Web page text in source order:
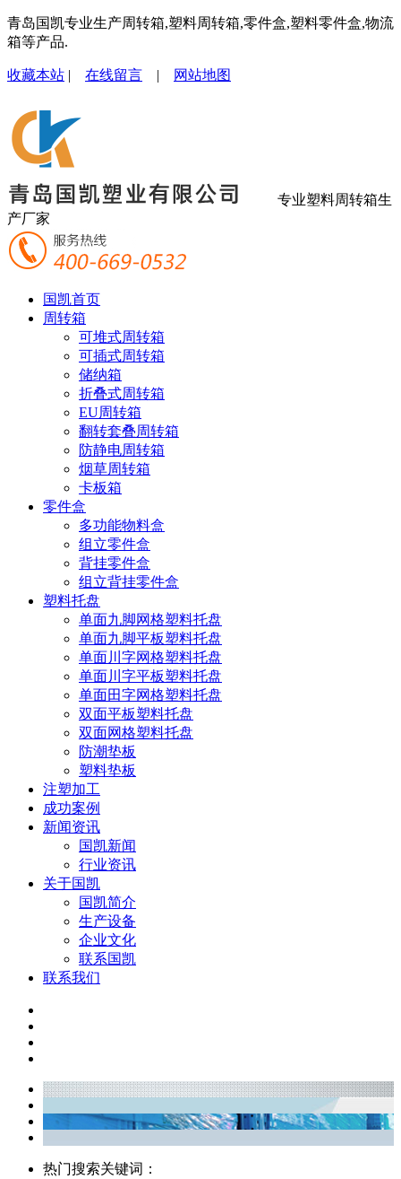
青岛国凯专业生产周转箱,塑料周转箱,零件盒,塑料零件盒,物流
箱等产品.
收藏本站 | 在线留言 | 网站地图
专业塑料周转箱生
产厂家
国凯首页
周转箱
可堆式周转箱
可插式周转箱
储纳箱
折叠式周转箱
EU周转箱
翻转套叠周转箱
防静电周转箱
烟草周转箱
卡板箱
零件盒
多功能物料盒
组立零件盒
背挂零件盒
组立背挂零件盒
塑料托盘
单面九脚网格塑料托盘
单面九脚平板塑料托盘
单面川字网格塑料托盘
单面川字平板塑料托盘
单面田字网格塑料托盘
双面平板塑料托盘
双面网格塑料托盘
防潮垫板
塑料垫板
注塑加工
成功案例
新闻资讯
国凯新闻
行业资讯
关于国凯
国凯简介
生产设备
企业文化
联系国凯
联系我们
热门搜索关键词：